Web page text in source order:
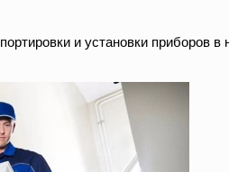
и установки приборов